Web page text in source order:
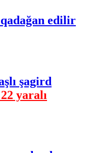
edilir
şagird
yaralı